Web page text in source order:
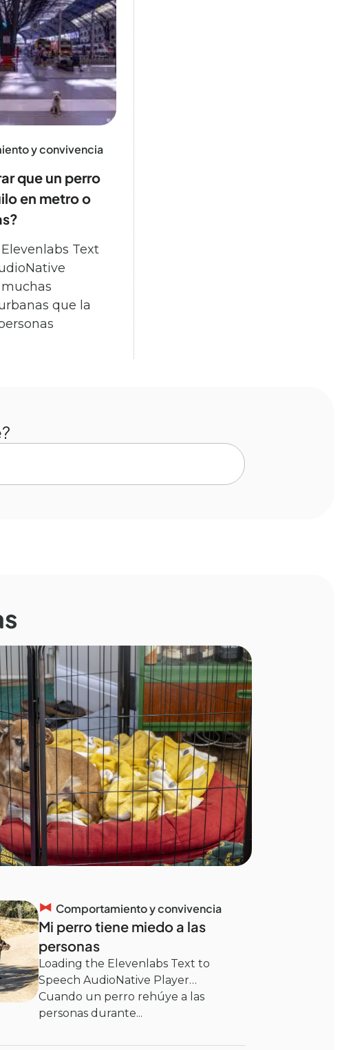
y convivencia
que un perro
en metro o
Text
que la
Comportamiento y convivencia
Mi perro tiene miedo a las
personas
Loading the Elevenlabs Text to
Speech AudioNative Player…
Cuando un perro rehúye a las
personas durante...